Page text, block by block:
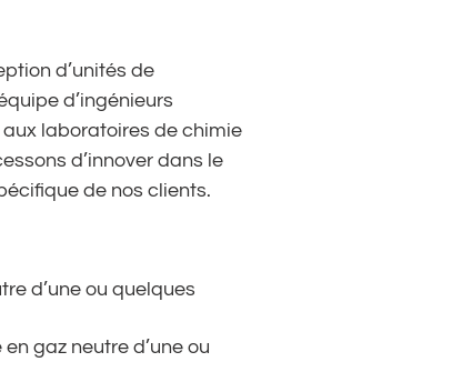
d’unités de
d’ingénieurs
laboratoires de chimie
d’innover dans le
de nos clients.
d’une ou quelques
gaz neutre d’une ou